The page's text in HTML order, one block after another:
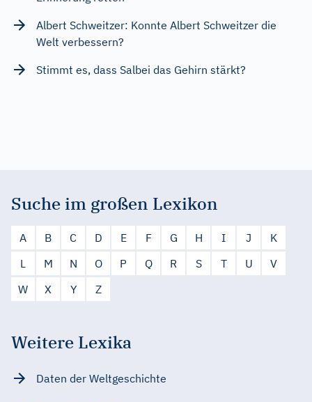
Albert Schweitzer: Konnte Albert Schweitzer die
Welt verbessern?
Stimmt es, dass Salbei das Gehirn stärkt?
Suche im großen Lexikon
A B C D E F G H I J
K
L
M N O P Q R S T U
V
W
X Y Z
Weitere Lexika
Daten der Weltgeschichte